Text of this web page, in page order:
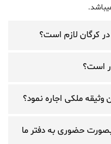
در کرگان لازم است؟
است؟
وثیقه ملکی اجاره نمود؟
بصورت حضوری به دفتر ما